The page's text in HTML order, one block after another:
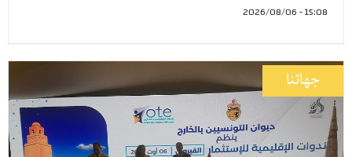
15:08 - 2026/08/06
جهاتنا